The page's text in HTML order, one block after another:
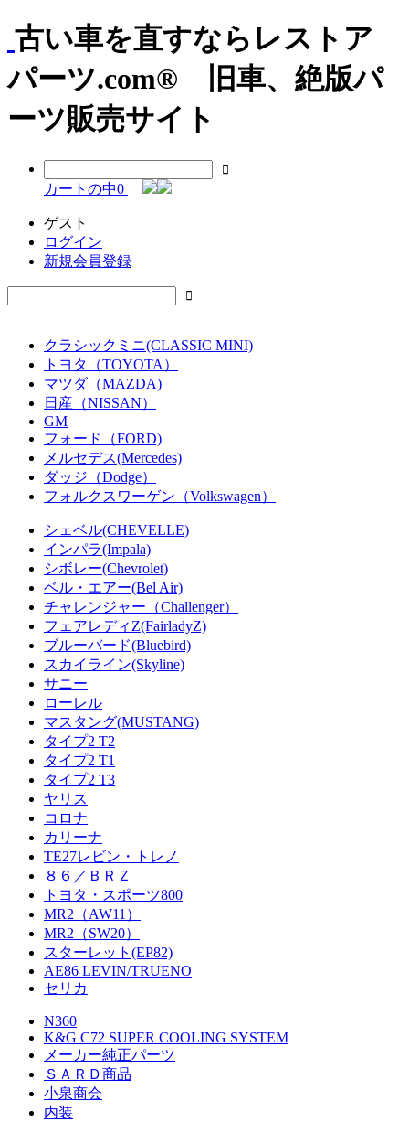
古い車を直すならレストア
パーツ.com® 旧車、絶版パ
ーツ販売サイト
カートの中0
ゲスト
ログイン
新規会員登録
クラシックミニ(CLASSIC MINI)
トヨタ（TOYOTA）
マツダ（MAZDA)
日産（NISSAN）
GM
フォード（FORD)
メルセデス(Mercedes)
ダッジ（Dodge）
フォルクスワーゲン（Volkswagen）
シェベル(CHEVELLE)
インパラ(Impala)
シボレー(Chevrolet)
ベル・エアー(Bel Air)
チャレンジャー（Challenger）
フェアレディZ(FairladyZ)
ブルーバード(Bluebird)
スカイライン(Skyline)
サニー
ローレル
マスタング(MUSTANG)
タイプ2 T2
タイプ2 T1
タイプ2 T3
ヤリス
コロナ
カリーナ
TE27レビン・トレノ
８６／ＢＲＺ
トヨタ・スポーツ800
MR2（AW11）
MR2（SW20）
スターレット(EP82)
AE86 LEVIN/TRUENO
セリカ
N360
K&G C72 SUPER COOLING SYSTEM
メーカー純正パーツ
ＳＡＲＤ商品
小泉商会
内装